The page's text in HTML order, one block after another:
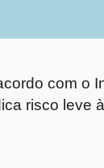
com o
risco leve